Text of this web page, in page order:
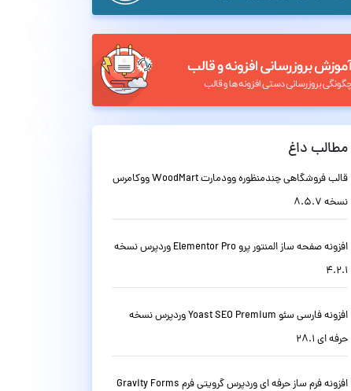
مطالب داغ
قالب فروشگاهی چندمنظوره وودمارت WoodMart ووکامرس
نسخه 8.5.7
افزونه صفحه ساز المنتور پرو Elementor Pro وردپرس نسخه
4.2.1
افزونه فارسی سئو Yoast SEO Premium وردپرس نسخه
حرفه ای 28.1
افزونه فرم ساز حرفه ای وردپرس گرویتی فرم Gravity Forms